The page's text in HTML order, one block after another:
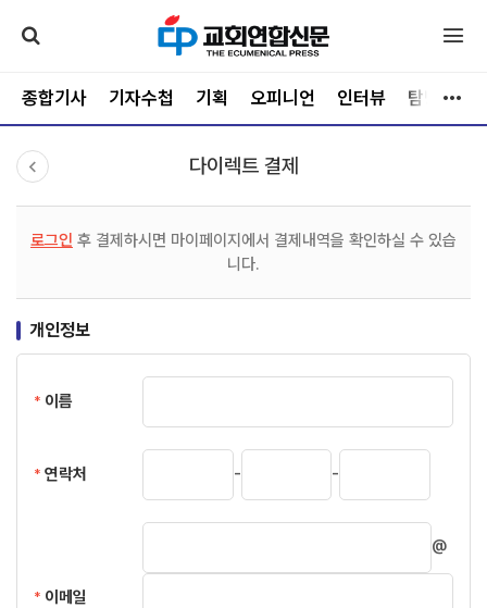
종합기사 기자수첩 기획 오피니언 인터뷰 탐방
다이렉트 결제
로그인 후 결제하시면 마이페이지에서 결제내역을 확인하실 수 있습
니다.
개인정보
* 이름
* 연락처 - -
* 이메일
@